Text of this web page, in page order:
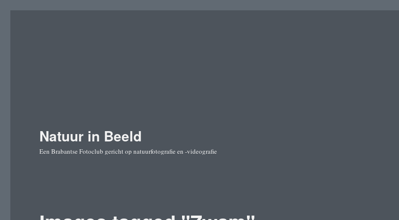
Natuur in Beeld
Een Brabantse Fotoclub gericht op natuurfotografie en -videografie